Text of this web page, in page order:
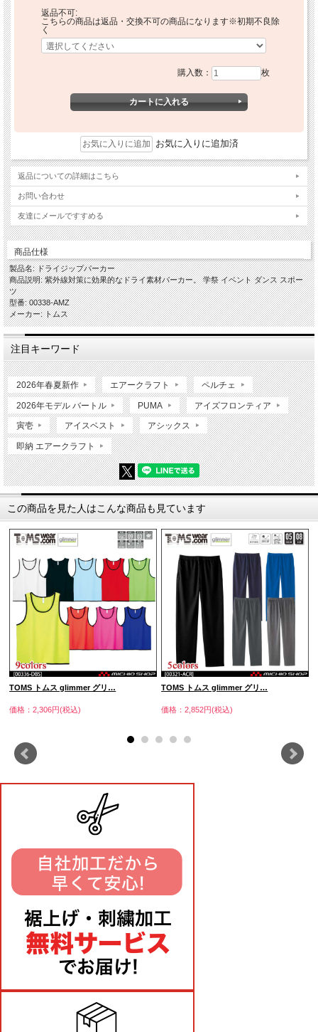
返品不可:
こちらの商品は返品・交換不可の商品になります※初期不良除
く
購入数： 枚
お気に入りに追加済
返品についての詳細はこちら
お問い合わせ
友達にメールですすめる
商品仕様
製品名: ドライジップパーカー
商品説明: 紫外線対策に効果的なドライ素材パーカー。 学祭 イベント ダンス スポー
ツ
型番: 00338-AMZ
メーカー: トムス
注目キーワード
2026年春夏新作 エアークラフト ペルチェ
2026年モデル バートル PUMA アイズフロンティア
寅壱 アイスベスト アシックス
即納 エアークラフト
この商品を見た人はこんな商品も見ています
TOMS トムス glimmer グリ…
価格：2,306円(税込)
TOMS トムス glimmer グリ…
価格：2,852円(税込)